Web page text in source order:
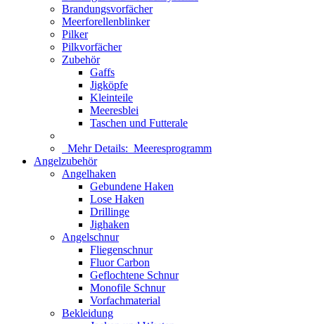
Brandungsvorfächer
Meerforellenblinker
Pilker
Pilkvorfächer
Zubehör
Gaffs
Jigköpfe
Kleinteile
Meeresblei
Taschen und Futterale
Mehr Details: Meeresprogramm
Angelzubehör
Angelhaken
Gebundene Haken
Lose Haken
Drillinge
Jighaken
Angelschnur
Fliegenschnur
Fluor Carbon
Geflochtene Schnur
Monofile Schnur
Vorfachmaterial
Bekleidung